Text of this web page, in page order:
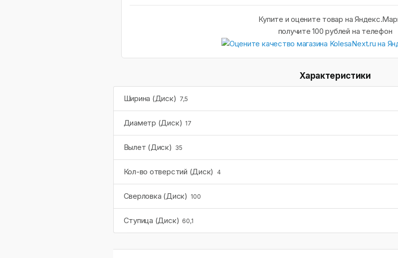
Купите и оцените товар на
получите 100 рублей на телефон
Характеристики
Ширина (Диск) 7,5
Диаметр (Диск) 17
Вылет (Диск) 35
Кол-во отверстий (Диск) 4
Сверловка (Диск) 100
Ступица (Диск) 60,1